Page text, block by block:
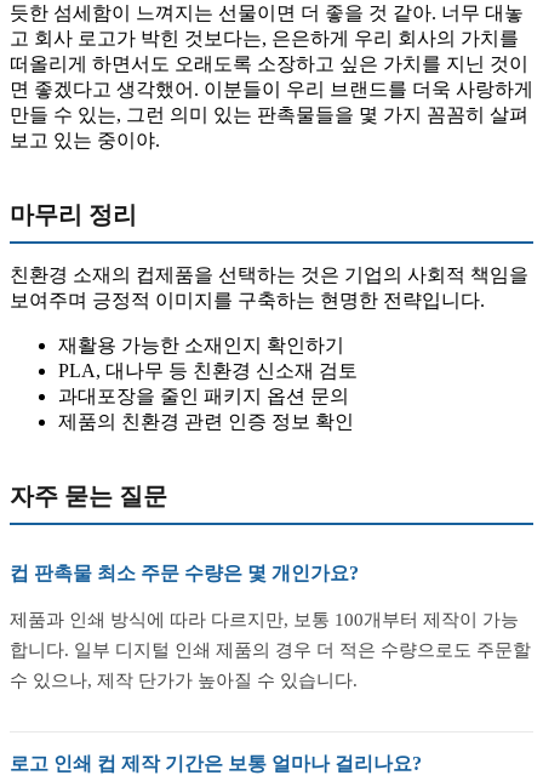
듯한 섬세함이 느껴지는 선물이면 더 좋을 것 같아. 너무 대놓
고 회사 로고가 박힌 것보다는, 은은하게 우리 회사의 가치를
떠올리게 하면서도 오래도록 소장하고 싶은 가치를 지닌 것이
면 좋겠다고 생각했어. 이분들이 우리 브랜드를 더욱 사랑하게
만들 수 있는, 그런 의미 있는 판촉물들을 몇 가지 꼼꼼히 살펴
보고 있는 중이야.
마무리 정리
친환경 소재의 컵제품을 선택하는 것은 기업의 사회적 책임을
보여주며 긍정적 이미지를 구축하는 현명한 전략입니다.
재활용 가능한 소재인지 확인하기
PLA, 대나무 등 친환경 신소재 검토
과대포장을 줄인 패키지 옵션 문의
제품의 친환경 관련 인증 정보 확인
자주 묻는 질문
컵 판촉물 최소 주문 수량은 몇 개인가요?
제품과 인쇄 방식에 따라 다르지만, 보통 100개부터 제작이 가능
합니다. 일부 디지털 인쇄 제품의 경우 더 적은 수량으로도 주문할
수 있으나, 제작 단가가 높아질 수 있습니다.
로고 인쇄 컵 제작 기간은 보통 얼마나 걸리나요?